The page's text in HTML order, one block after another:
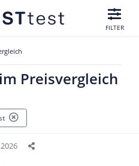
FILTER
Preisvergleich